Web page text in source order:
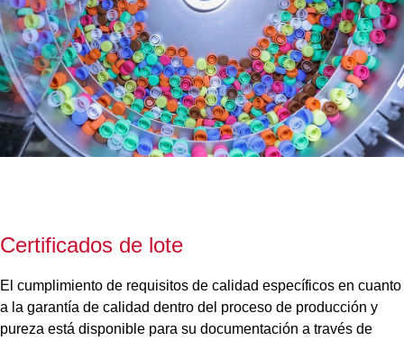
Certificados de lote
El cumplimiento de requisitos de calidad específicos en cuanto
a la garantía de calidad dentro del proceso de producción y
pureza está disponible para su documentación a través de